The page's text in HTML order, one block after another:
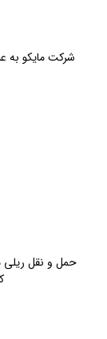
شرکت مایکو به
حمل و نقل ریلی